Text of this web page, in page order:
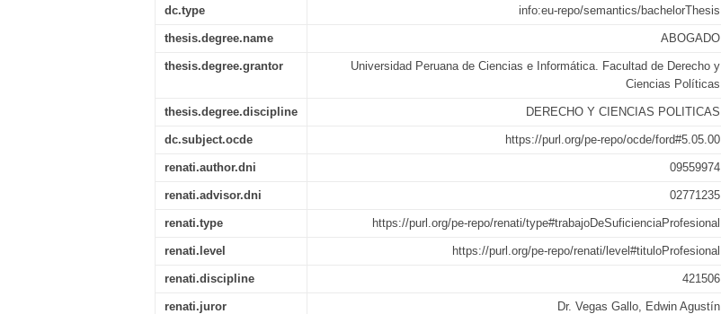
dc.type info:eu-repo/semantics/bachelorThesis
thesis.degree.name ABOGADO
thesis.degree.grantor
Universidad Peruana de Ciencias e Informática. Facultad de Derecho y
Ciencias Políticas
thesis.degree.discipline DERECHO Y CIENCIAS POLITICAS
dc.subject.ocde https://purl.org/pe-repo/ocde/ford#5.05.00
renati.author.dni 09559974
renati.advisor.dni 02771235
renati.type https://purl.org/pe-repo/renati/type#trabajoDeSuficienciaProfesional
renati.level https://purl.org/pe-repo/renati/level#tituloProfesional
renati.discipline 421506
renati.juror Dr. Vegas Gallo, Edwin Agustín